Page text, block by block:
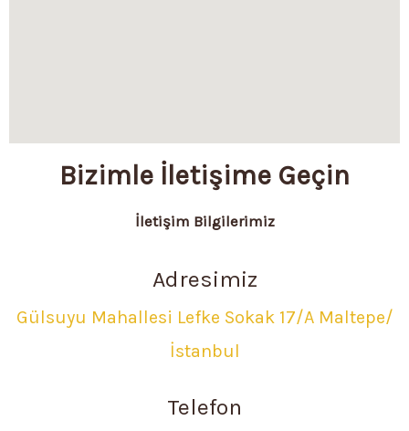
Bizimle İletişime Geçin
İletişim Bilgilerimiz
Adresimiz
Gülsuyu Mahallesi Lefke Sokak 17/A Maltepe/
İstanbul
Telefon